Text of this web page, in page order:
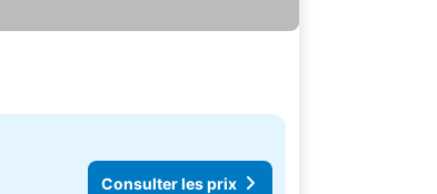
Consulter les prix